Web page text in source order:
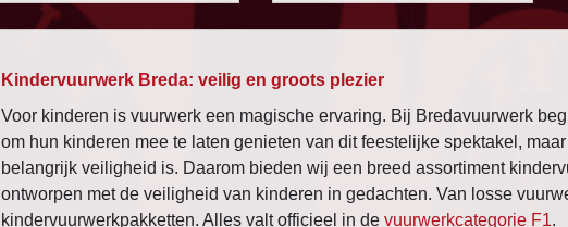
Kindervuurwerk Breda: veilig en groots plezier
Voor kinderen is vuurwerk een magische ervaring. Bij Bredavuurwerk
om hun kinderen mee te laten genieten van dit feestelijke spektakel,
belangrijk veiligheid is. Daarom bieden wij een breed assortiment
ontworpen met de veiligheid van kinderen in gedachten. Van losse
kindervuurwerkpakketten. Alles valt officieel in de vuurwerkcategorie F1.